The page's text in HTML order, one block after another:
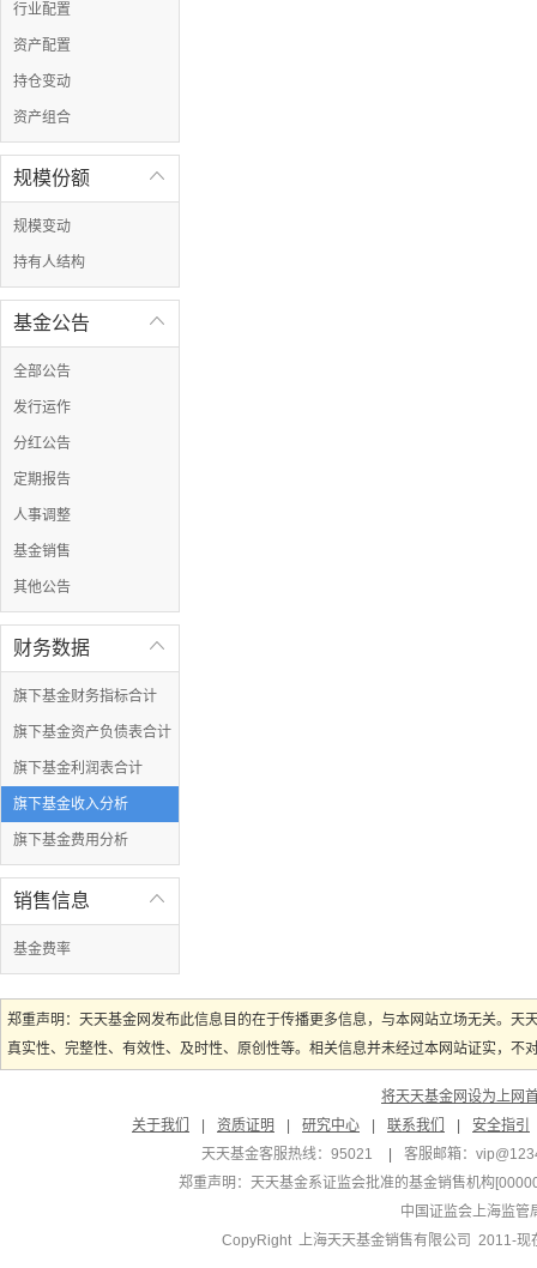
行业配置
资产配置
持仓变动
资产组合

规模份额
规模变动
持有人结构

基金公告
全部公告
发行运作
分红公告
定期报告
人事调整
基金销售
其他公告

财务数据
旗下基金财务指标合计
旗下基金资产负债表合计
旗下基金利润表合计
旗下基金收入分析
旗下基金费用分析

销售信息
基金费率
郑重声明：天天基金网发布此信息目的在于传播更多信息，与本网站立场无关。
真实性、完整性、有效性、及时性、原创性等。相关信息并未经过本网站证实，
将天天基金网设为上网
关于我们
资质证明 研究中心 联系我们
安全指引
天天基金客服热线：95021
客服邮箱：
郑重声明： 天天基金系证监会批准的基金销售机构
中国证监会上海监管
CopyRight 上海天天基金销售有限公司 2011-